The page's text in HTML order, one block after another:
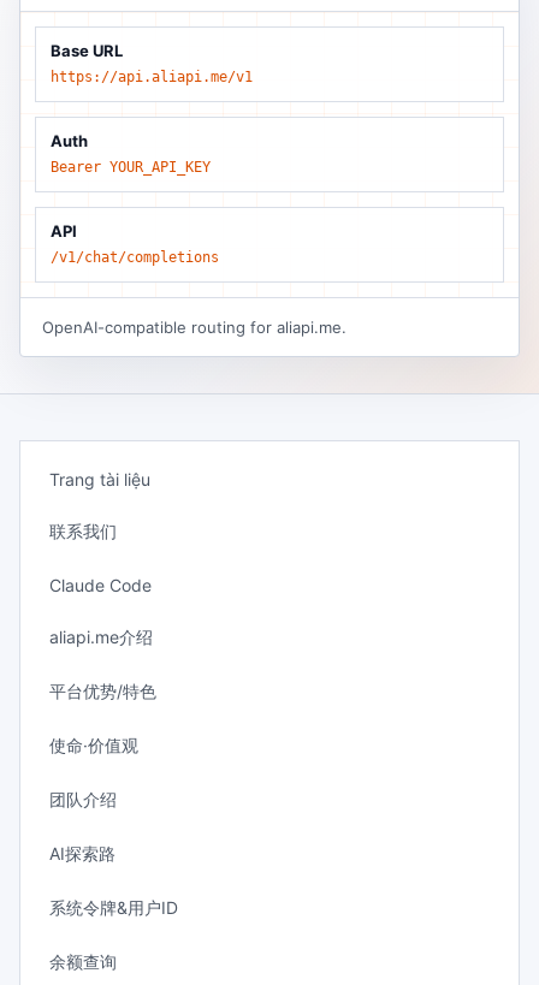
Base URL
https://api.aliapi.me/v1
Auth
Bearer YOUR_API_KEY
API
/v1/chat/completions
OpenAI-compatible routing for aliapi.me.
Trang tài liệu
联系我们
Claude Code
aliapi.me介绍
平台优势/特色
使命·价值观
团队介绍
AI探索路
系统令牌&用户ID
余额查询